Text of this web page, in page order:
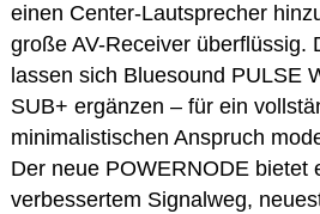
einen Center-Lautsprecher
große AV-Receiver überflüssig.
lassen sich Bluesound PULSE
SUB+ ergänzen – für ein
minimalistischen Anspruch
Der neue POWERNODE bietet
verbessertem Signalweg,